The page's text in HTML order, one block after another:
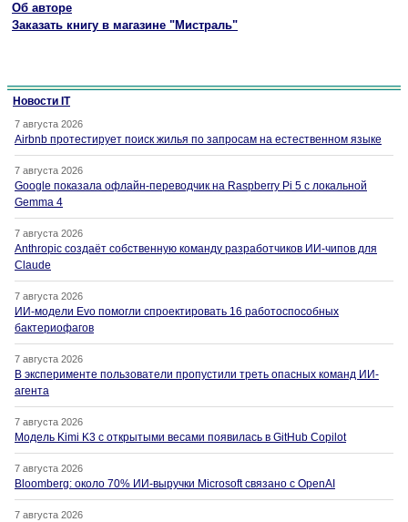
Об авторе
Заказать книгу в магазине "Мистраль"
Новости IT
7 августа 2026
Airbnb протестирует поиск жилья по запросам на естественном языке
7 августа 2026
Google показала офлайн-переводчик на Raspberry Pi 5 с локальной
Gemma 4
7 августа 2026
Anthropic создаёт собственную команду разработчиков ИИ-чипов для
Claude
7 августа 2026
ИИ-модели Evo помогли спроектировать 16 работоспособных
бактериофагов
7 августа 2026
В эксперименте пользователи пропустили треть опасных команд ИИ-
агента
7 августа 2026
Модель Kimi K3 с открытыми весами появилась в GitHub Copilot
7 августа 2026
Bloomberg: около 70% ИИ-выручки Microsoft связано с OpenAI
7 августа 2026